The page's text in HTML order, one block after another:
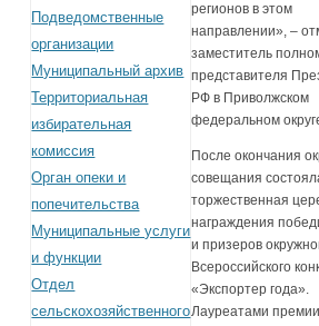
Подведомственные
организации
Муниципальный архив
Территориальная
избирательная
комиссия
Орган опеки и
попечительства
Муниципальные услуги
и функции
Отдел
сельскохозяйственного
регионов в этом
направлении», –
заместитель
представителя
РФ в Приволжском
федеральном
После окончания
совещания
торжественная
награждения
и призеров
Всероссийского
«Экспортер года».
Лауреатами